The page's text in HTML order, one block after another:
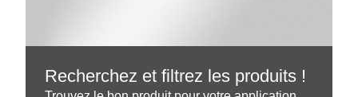
Recherchez et filtrez les produits !